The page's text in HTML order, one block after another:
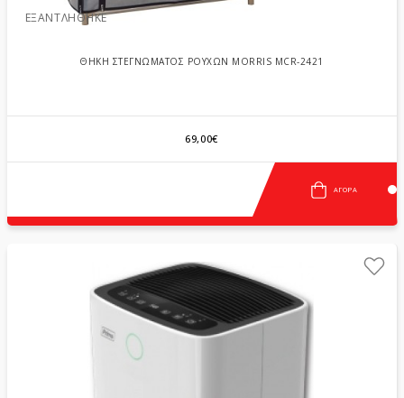
ΕΞΑΝΤΛΉΘΗΚΕ
ΘΗΚΗ ΣΤΕΓΝΩΜΑΤΟΣ ΡΟΥΧΩΝ MORRIS MCR-2421
69,00€
ΑΓΟΡΆ